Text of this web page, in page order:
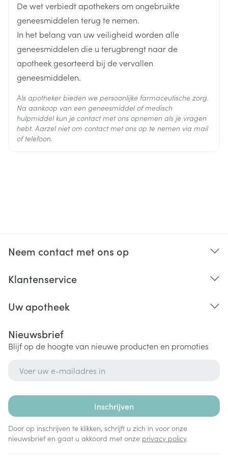
de concentratie van urinezuur in het bloed te
verlagen; behandeling van jicht),
ciclosporine (geneesmiddel gebruikt om afstoting
van een getransplanteerd orgaan te voorkomen).
Actieve
Ingrediënten
tenoxicam
Behoud Kamertemperatuur (15°C - 25°C)
De wet verbiedt apothekers om ongebruikte
geneesmiddelen terug te nemen.
In het belang van uw veiligheid worden alle
geneesmiddelen die u terugbrengt naar de
apotheek gesorteerd bij de vervallen
geneesmiddelen.
Als apotheker bieden we persoonlijke farmaceutische zorg.
Na aankoop van een geneesmiddel of medisch
hulpmiddel kun je contact met ons opnemen als je vragen
hebt. Aarzel niet om contact met ons op te nemen via mail
of telefoon.
Neem contact met ons op
Klantenservice
Uw apotheek
Nieuwsbrief
Blijf op de hoogte van nieuwe producten en promoties
Inschrijven
Door op inschrijven te klikken, schrijft u zich in voor onze
nieuwsbrief en gaat u akkoord met onze privacy policy.